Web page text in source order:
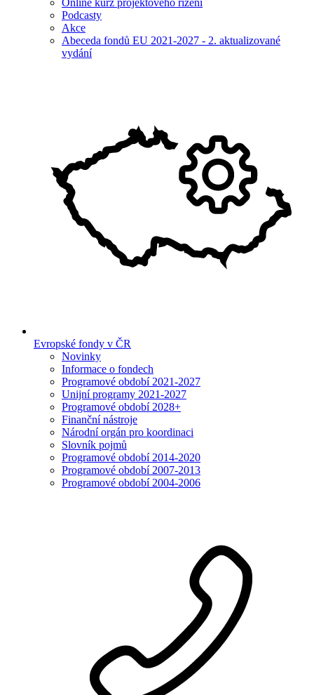
Online kurz projektového řízení
Podcasty
Akce
Abeceda fondů EU 2021-2027 - 2. aktualizované
vydání
Evropské fondy v ČR
Novinky
Informace o fondech
Programové období 2021-2027
Unijní programy 2021-2027
Programové období 2028+
Finanční nástroje
Národní orgán pro koordinaci
Slovník pojmů
Programové období 2014-2020
Programové období 2007-2013
Programové období 2004-2006